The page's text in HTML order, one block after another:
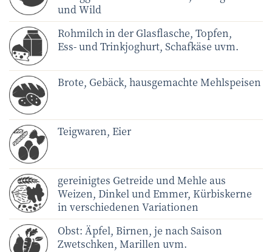
und Wild
Rohmilch in der Glasflasche, Topfen,
Ess- und Trinkjoghurt, Schafkäse uvm.
Brote, Gebäck, hausgemachte Mehlspeisen
Teigwaren, Eier
gereinigtes Getreide und Mehle aus
Weizen, Dinkel und Emmer, Kürbiskerne
in verschiedenen Variationen
Obst: Äpfel, Birnen, je nach Saison
Zwetschken, Marillen uvm.